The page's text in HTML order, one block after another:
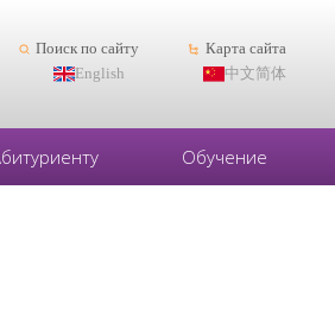
Поиск по сайту
Карта сайта
English 中文简体
Обучение